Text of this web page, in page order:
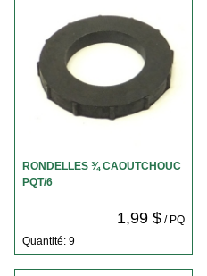
RONDELLES ¾ CAOUTCHOUC
PQT/6
1,99 $/ PQ
Quantité: 9